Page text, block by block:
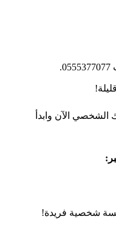
الآن وابدأ
:
شخصية فريدة!